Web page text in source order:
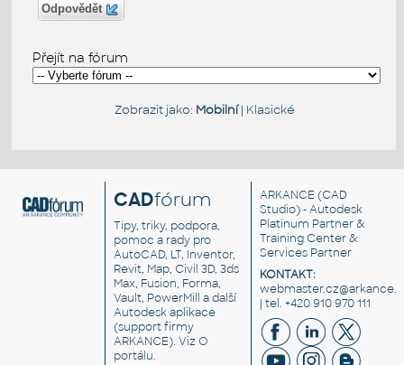
Odpovědět
Přejít na fórum
Zobrazit jako: Mobilní| Klasické
CADfórum
Tipy, triky, podpora,
pomoc a rady pro
AutoCAD, LT, Inventor,
Revit, Map, Civil 3D, 3ds
Max, Fusion, Forma,
Vault, PowerMill a další
Autodesk aplikace
(support firmy
ARKANCE). VizO
portálu.
ARKANCE (CAD
Studio) - Autodesk
Platinum Partner &
Training Center &
Services Partner
KONTAKT:
| tel. +420 910 970 111